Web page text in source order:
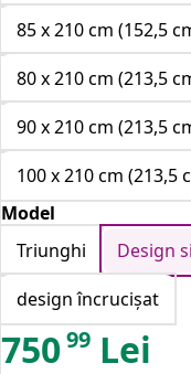
85 x 210 cm (152,5
80 x 210 cm (213,5
90 x 210 cm (213,5
100 x 210 cm (213,5
Model
Triunghi
Design
design încrucișat
75099 Lei